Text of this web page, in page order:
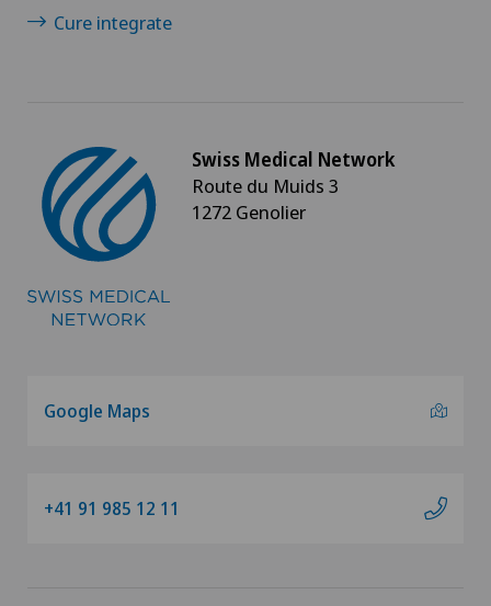
Cure integrate
Swiss Medical Network
Route du Muids 3
1272 Genolier
Google Maps
+41 91 985 12 11